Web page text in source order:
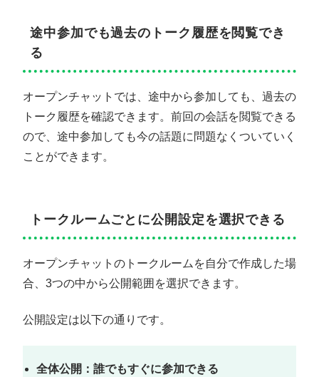
途中参加でも過去のトーク履歴を閲覧でき
る
オープンチャットでは、途中から参加しても、過去の
トーク履歴を確認できます。前回の会話を閲覧できる
ので、途中参加しても今の話題に問題なくついていく
ことができます。
トークルームごとに公開設定を選択できる
オープンチャットのトークルームを自分で作成した場
合、3つの中から公開範囲を選択できます。
公開設定は以下の通りです。
全体公開：誰でもすぐに参加できる